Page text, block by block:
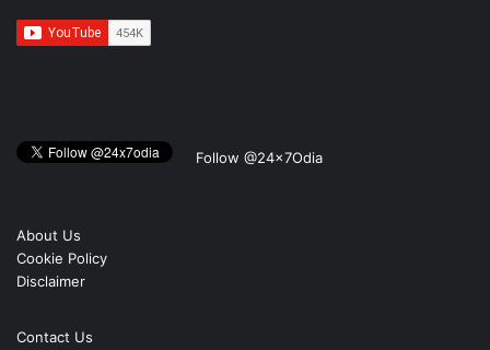
Follow @24x7Odia
About Us
Cookie Policy
Disclaimer
Contact Us